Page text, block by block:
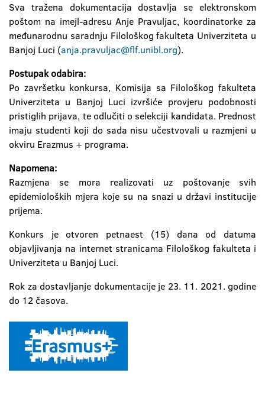
Sva tražena dokumentacija dostavlja se elektronskom
poštom na imejl-adresu Anje Pravuljac, koordinatorke za
međunarodnu saradnju Filološkog fakulteta Univerziteta u
Banjoj Luci (anja.pravuljac@flf.unibl.org).
Postupak odabira:
Po završetku konkursa, Komisija sa Filološkog fakulteta
Univerziteta u Banjoj Luci izvršiće provjeru podobnosti
pristiglih prijava, te odlučiti o selekciji kandidata. Prednost
imaju studenti koji do sada nisu učestvovali u razmjeni u
okviru Erazmus + programa.
Napomena:
Razmjena se mora realizovati uz poštovanje svih
epidemioloških mjera koje su na snazi u državi institucije
prijema.
Konkurs je otvoren petnaest (15) dana od datuma
objavljivanja na internet stranicama Filološkog fakulteta i
Univerziteta u Banjoj Luci.
Rok za dostavljanje dokumentacije je 23. 11. 2021. godine
do 12 časova.